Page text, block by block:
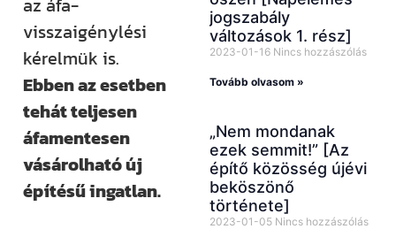
az áfa-
visszaigénylési
kérelmük is.
Ebben az esetben
tehát teljesen
áfamentesen
vásárolható új
építésű ingatlan.
jogszabály
változások 1. rész]
2023-01-16 Nincs hozzászólás
Tovább olvasom »
„Nem mondanak
ezek semmit!” [Az
építő közösség újévi
beköszönő
története]
2023-01-05 Nincs hozzászólás